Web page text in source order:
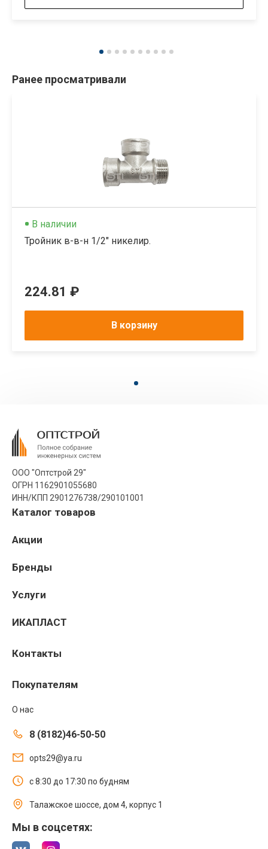
Ранее просматривали
В наличии
Тройник в-в-н 1/2" никелир.
224.81 ₽
В корзину
ООО "Оптстрой 29"
ОГРН 1162901055680
ИНН/КПП 2901276738/290101001
Каталог товаров
Акции
Бренды
Услуги
ИКАПЛАСТ
Контакты
Покупателям
О нас
8 (8182)46-50-50
opts29@ya.ru
с 8:30 до 17:30 по будням
Талажское шоссе, дом 4, корпус 1
Мы в соцсетях: